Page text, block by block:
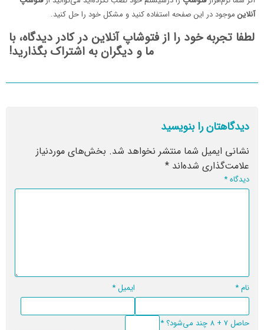
آنلاین موجود در این صفحه استفاده کنید و مشکل خود را حل کنید.
لطفا تجربه خود را ازفتوشاپ آنلاین در کادر دیدگاه، با
ما و دیگران به اشتراک بگذارید!
دیدگاهتان را بنویسید
نشانی ایمیل شما منتشر نخواهد شد. بخش‌های موردنیاز
علامت‌گذاری شده‌اند *
دیدگاه*
نام* ایمیل*
حاصل 7 + 8 چند می‌شود؟ *